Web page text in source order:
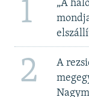
1
„A
2
A